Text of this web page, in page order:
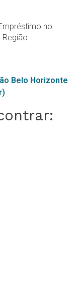
no
Região
Belo Horizonte